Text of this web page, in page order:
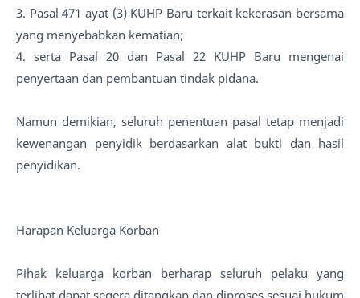
3. Pasal 471 ayat (3) KUHP Baru terkait kekerasan bersama
yang menyebabkan kematian;
4. serta Pasal 20 dan Pasal 22 KUHP Baru mengenai
penyertaan dan pembantuan tindak pidana.
Namun demikian, seluruh penentuan pasal tetap menjadi
kewenangan penyidik berdasarkan alat bukti dan hasil
penyidikan.
Harapan Keluarga Korban
Pihak keluarga korban berharap seluruh pelaku yang
terlibat dapat segera ditangkap dan diproses sesuai hukum